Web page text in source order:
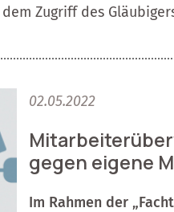
Zugriff des
02.05.2022
gegen eigene
Im Rahmen der